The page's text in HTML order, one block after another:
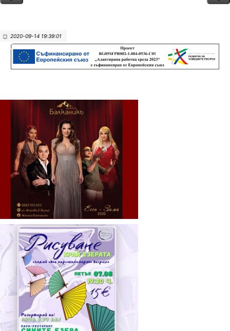
2020-09-14 19:39:01